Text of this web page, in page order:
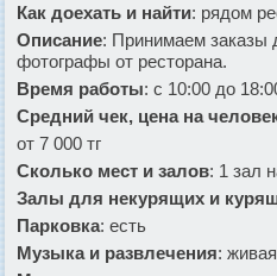
Как доехать и найти: рядом
Описание: Принимаем заказы
фотографы от ресторана.
Время работы: с 10:00 до
Средний чек, цена на
от 7 000 тг
Сколько мест и залов: 1 зал
Залы для некурящих и
Парковка: есть
Музыка и развлечения: